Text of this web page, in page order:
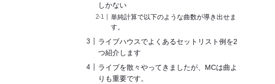
しかない
単純計算で以下のような曲数が導き出せま
す。
ライブハウスでよくあるセットリスト例を2
つ紹介します
ライブを散々やってきましたが、MCは曲よ
りも重要です。